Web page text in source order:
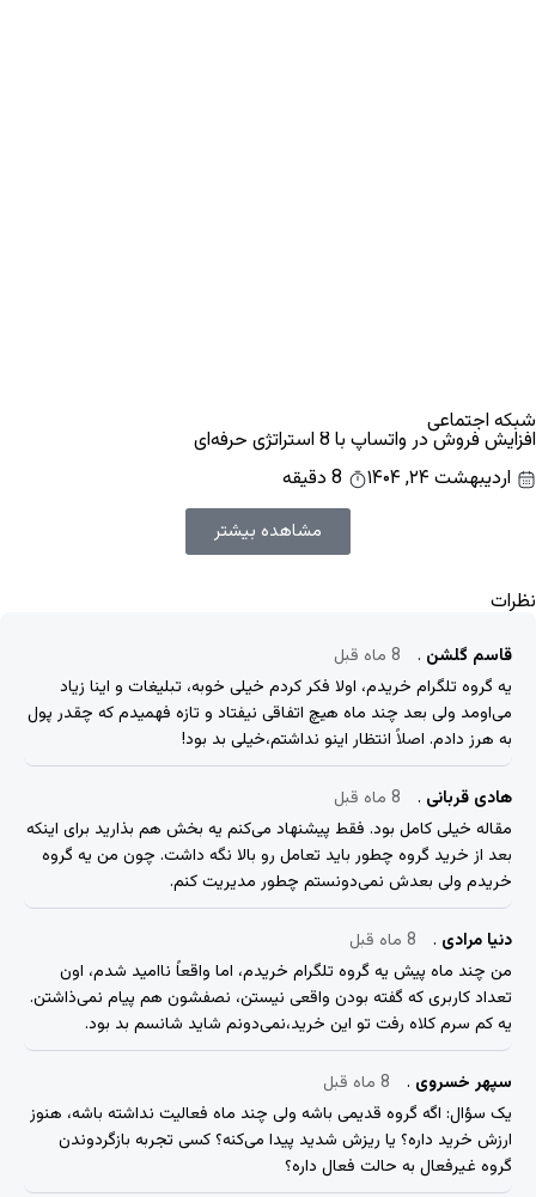
شبکه اجتماعی
افزایش فروش در واتساپ با 8 استراتژی حرفه‌ای
اردیبهشت ۲۴, ۱۴۰۴
8 دقیقه
مشاهده بیشتر
نظرات
قاسم گلشن
8 ماه قبل
یه گروه تلگرام خریدم، اولا فکر کردم خیلی خوبه، تبلیغات و اینا زیاد
می‌اومد ولی بعد چند ماه هیچ اتفاقی نیفتاد و تازه فهمیدم که چقدر پول
به هرز دادم. اصلاً انتظار اینو نداشتم،خیلی بد بود!
هادی قربانی
8 ماه قبل
مقاله خیلی کامل بود. فقط پیشنهاد می‌کنم یه بخش هم بذارید برای اینکه
بعد از خرید گروه چطور باید تعامل رو بالا نگه داشت. چون من یه گروه
خریدم ولی بعدش نمی‌دونستم چطور مدیریت کنم.
دنیا مرادی
8 ماه قبل
من چند ماه پیش یه گروه تلگرام خریدم، اما واقعاً ناامید شدم، اون
تعداد کاربری که گفته بودن واقعی نیستن، نصفشون هم پیام نمی‌ذاشتن.
یه کم سرم کلاه رفت تو این خرید،نمی‌دونم شاید شانسم بد بود.
سپهر خسروی
8 ماه قبل
یک سؤال: اگه گروه قدیمی باشه ولی چند ماه فعالیت نداشته باشه، هنوز
ارزش خرید داره؟ یا ریزش شدید پیدا می‌کنه؟ کسی تجربه بازگردوندن
گروه غیرفعال به حالت فعال داره؟